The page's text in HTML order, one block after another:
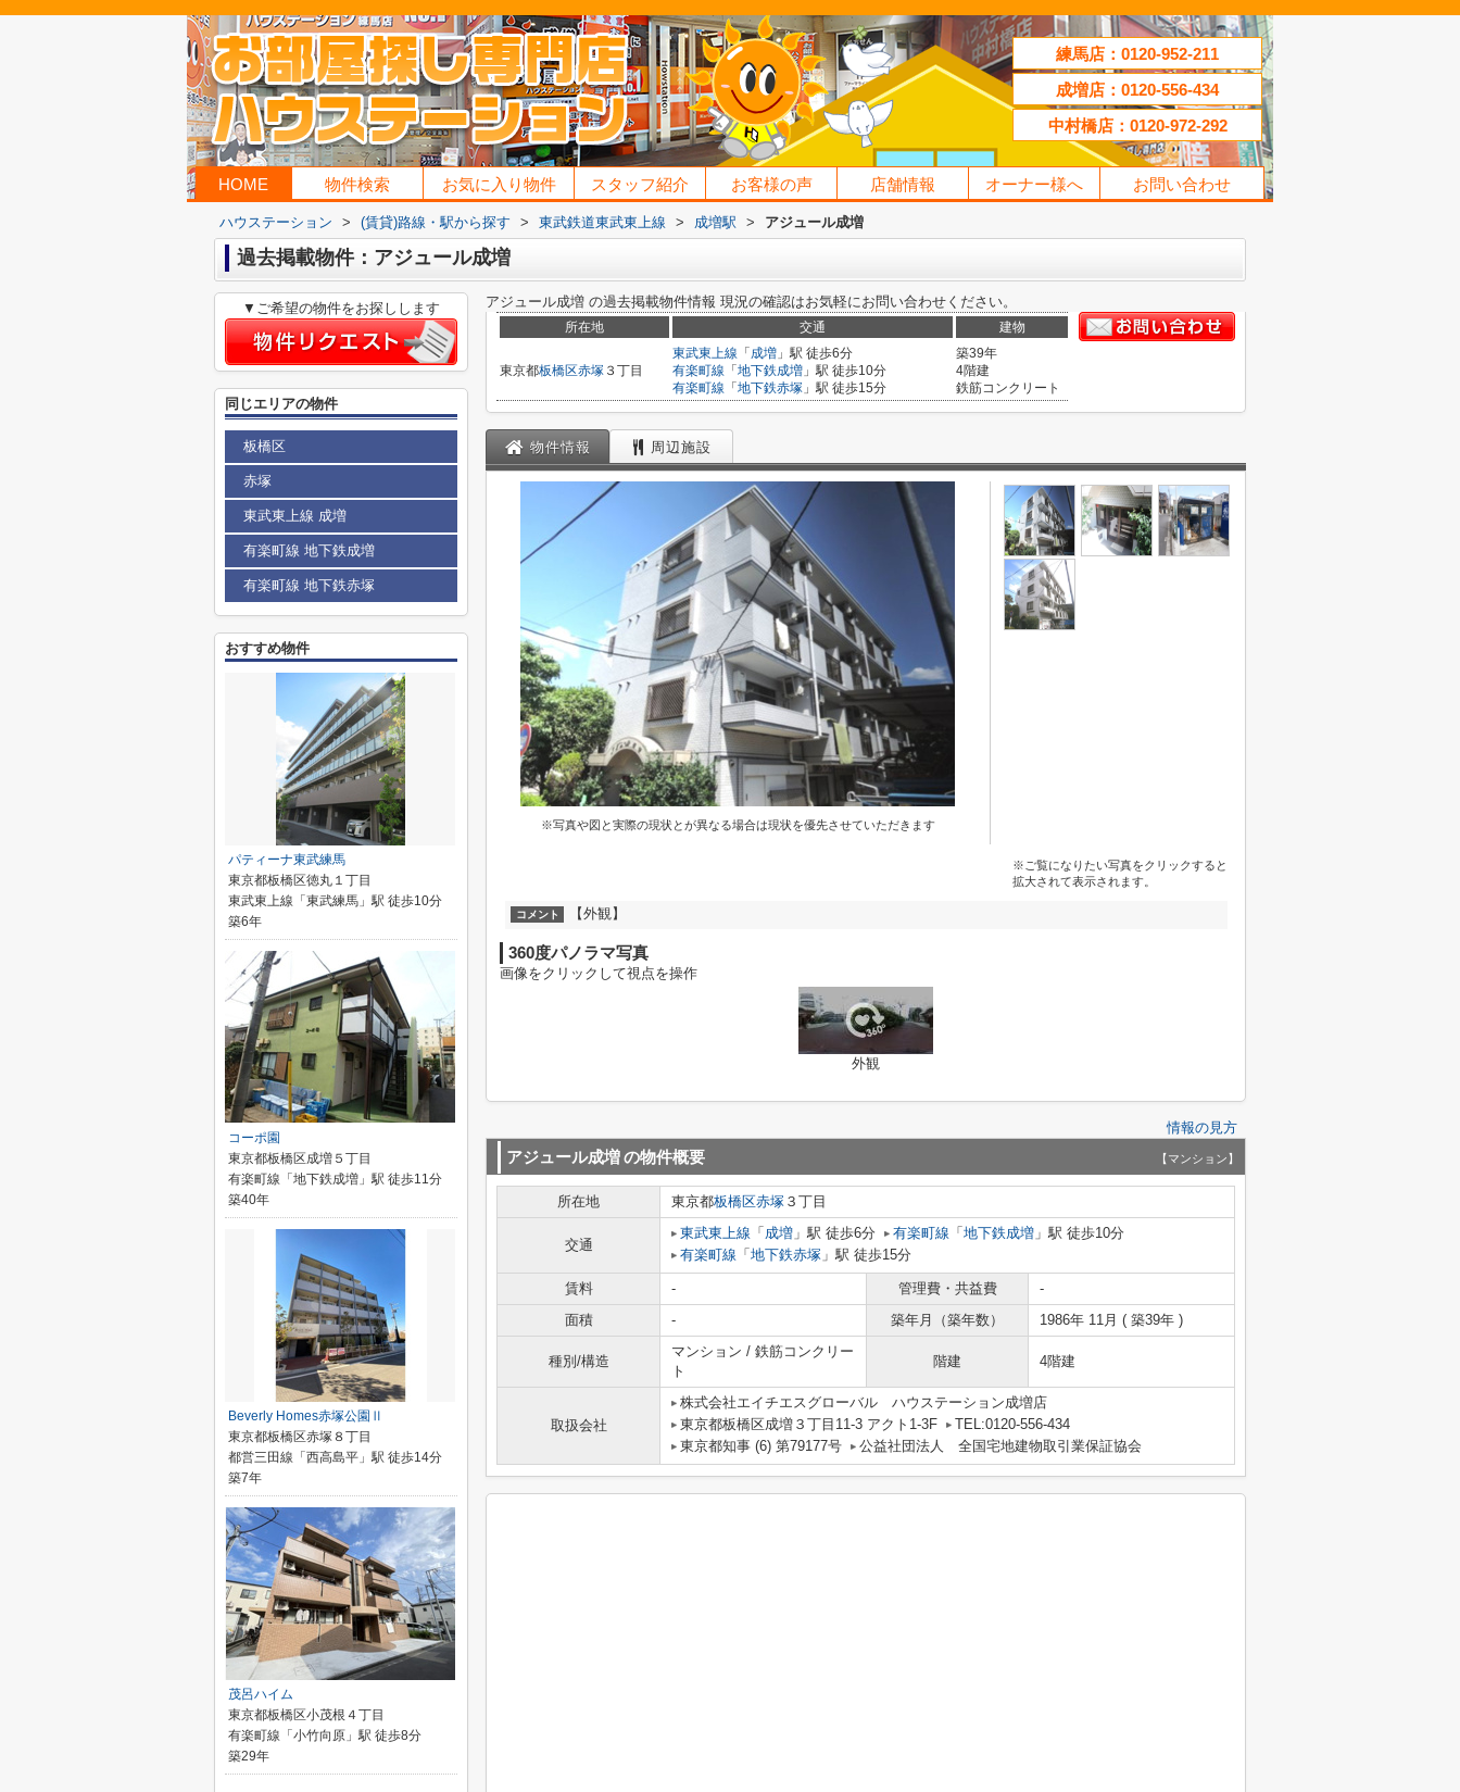
練馬店：0120-952-211
成増店：0120-556-434
中村橋店：0120-972-292
HOME 物件検索 お気に入り物件 スタッフ紹介 お客様の声 店舗情報 オーナー様へ お問い合わせ
ハウステーション > (賃貸)路線・駅から探す > 東武鉄道東武東上線 > 成増駅 > アジュール成増
過去掲載物件：アジュール成増
アジュール成増 の過去掲載物件情報 現況の確認はお気軽にお問い合わせください。
所在地 交通 建物
東京都板橋区赤塚 ３丁目
東武東上線 「 成増 」駅 徒歩6分
有楽町線 「 地下鉄成増 」駅 徒歩10分
有楽町線 「 地下鉄赤塚 」駅 徒歩15分
築39年
4階建
鉄筋コンクリート
物件情報 周辺施設
※写真や図と実際の現状とが異なる場合は現状を優先させていただきます
※ご覧になりたい写真をクリックすると
拡大されて表示されます。
コメント 【外観】
360度パノラマ写真
画像をクリックして視点を操作
外観
情報の見方
アジュール成増の物件概要 【マンション】
所在地 東京都板橋区赤塚 ３丁目
交通
東武東上線 「 成増 」駅 徒歩6分 有楽町線 「 地下鉄成増 」駅 徒歩10分
有楽町線 「 地下鉄赤塚 」駅 徒歩15分
賃料 - 管理費・共益費
-
面積
- 築年月（築年数） 1986年 11月 ( 築39年 )
種別/構造
マンション / 鉄筋コンクリー
ト
階建 4階建
取扱会社
株式会社エイチエスグローバル ハウステーション成増店
東京都板橋区成増３丁目11-3 アクト1-3F
TEL:0120-556-434
東京都知事 (6) 第79177号
公益社団法人 全国宅地建物取引業保証協会
▼ご希望の物件をお探しします
同じエリアの物件
板橋区
赤塚
東武東上線 成増
有楽町線 地下鉄成増
有楽町線 地下鉄赤塚
おすすめ物件
パティーナ東武練馬
東京都板橋区徳丸１丁目
東武東上線「東武練馬」駅 徒歩10分
築6年
コーポ園
東京都板橋区成増５丁目
有楽町線「地下鉄成増」駅 徒歩11分
築40年
Beverly Homes赤塚公園Ⅱ
東京都板橋区赤塚８丁目
都営三田線「西高島平」駅 徒歩14分
築7年
茂呂ハイム
東京都板橋区小茂根４丁目
有楽町線「小竹向原」駅 徒歩8分
築29年